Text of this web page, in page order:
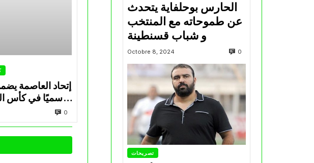
إتحاد العاصمة
رسميًا في كأس
0
الحارس بوحلفاية يتحدث
عن طموحاته مع المنتخب
و شباب قسنطينة
Octobre 8, 2024 0
تصريحات